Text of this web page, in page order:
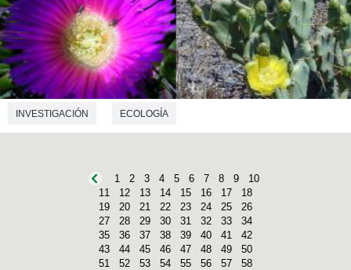
INVESTIGACIÓN ECOLOGÍA
1 2 3 4 5 6 7 8 9
10
11
12 13 14 15 16 17
18
19
20 21 22 23 24 25
26
27
28 29 30 31 32 33
34
35
36 37 38 39 40 41
42
43
44 45 46 47 48 49
50
51
52 53 54 55 56 57
58